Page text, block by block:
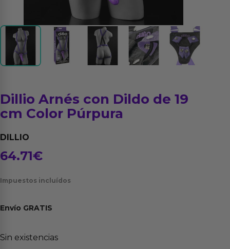
Dillio Arnés con Dildo de 19
cm Color Púrpura
DILLIO
64.71€
Impuestos incluídos
Envío GRATIS
Sin existencias